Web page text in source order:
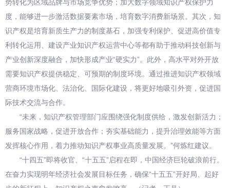
势转化为区域品牌与市场竞争优势；加大数字领域知识产权保护力
度，能够进一步激活数据要素市场，培育数字消费新场景。其次，知
识产权是培育新质生产力的制度基石，加强专利保护、促进高价值专
利转化运用、建设产业知识产权运营中心等都有助于推动科技创新与
产业创新深度融合，加快形成产业“硬实力”。此外，高水平对外开放
需要知识产权提供稳定、可预期的制度环境。通过推进知识产权领域
营商环境市场化、法治化、国际化建设，将更好地吸引外资，促进国
际技术交流与合作。
“未来，知识产权管理部门应围绕强化制度供给，激发创新活力；
服务国家战略，促进开放合作；夯实基础能力，提升治理效能等方面
发挥核心作用，着力推动知识产权事业高质量发展。”何炼红建议。
“十四五”即将收官、“十五五”启程在即，中国经济巨轮破浪前行。
在奋力实现明年经济社会发展目标任务，确保“十五五”开好局、起好